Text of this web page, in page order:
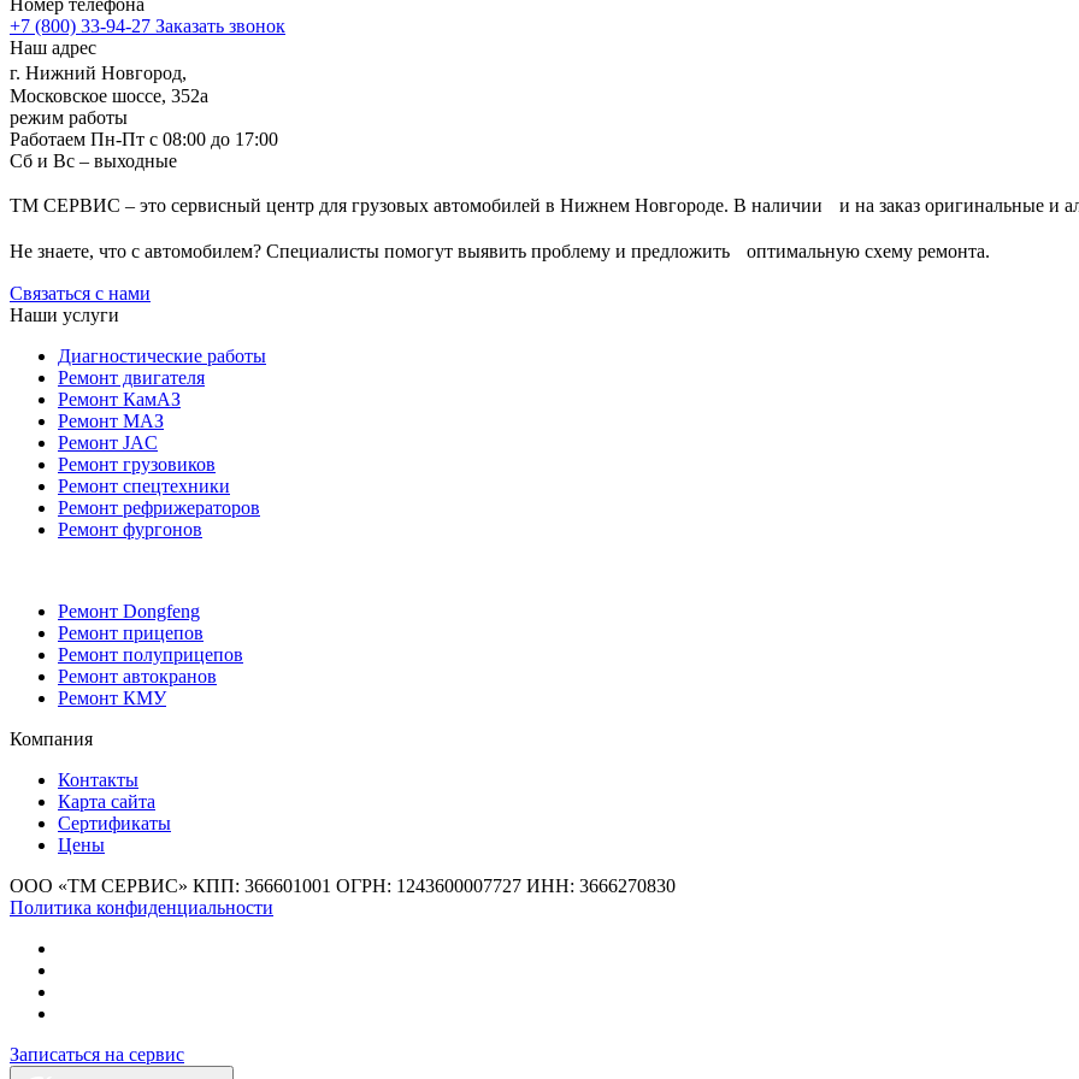
ремонт без «лишних» операций;
работу с крановым оборудованием любого вида.
Если вам нужен качественный ремонт автомобильных кранов или требуется полноценный капитальный ремонт автокрана,
объясним каждую деталь и восстановим технику так, чтобы она уверенно работала под нагрузкой. Звоните — обсудим задачу и
Номер телефона
+7 (800) 33-94-27 Заказать звонок
Наш адрес
г. Нижний Новгород,
Московское шоссе, 352а
режим работы
Работаем Пн-Пт с 08:00 до 17:00
Сб и Вс – выходные
ТМ СЕРВИС – это сервисный центр для грузовых автомобилей в Нижнем Новгороде. В наличии и на заказ оригинальные и
Не знаете, что с автомобилем? Специалисты помогут выявить проблему и предложить оптимальную схему ремонта.
Связаться с нами
Наши услуги
Диагностические работы
Ремонт двигателя
Ремонт КамАЗ
Ремонт МАЗ
Ремонт JAC
Ремонт грузовиков
Ремонт спецтехники
Ремонт рефрижераторов
Ремонт фургонов
Ремонт Dongfeng
Ремонт прицепов
Ремонт полуприцепов
Ремонт автокранов
Ремонт КМУ
Компания
Контакты
Карта сайта
Сертификаты
Цены
ООО «ТМ СЕРВИС» КПП: 366601001 ОГРН: 1243600007727 ИНН: 3666270830
Политика конфиденциальности
Записаться на сервис